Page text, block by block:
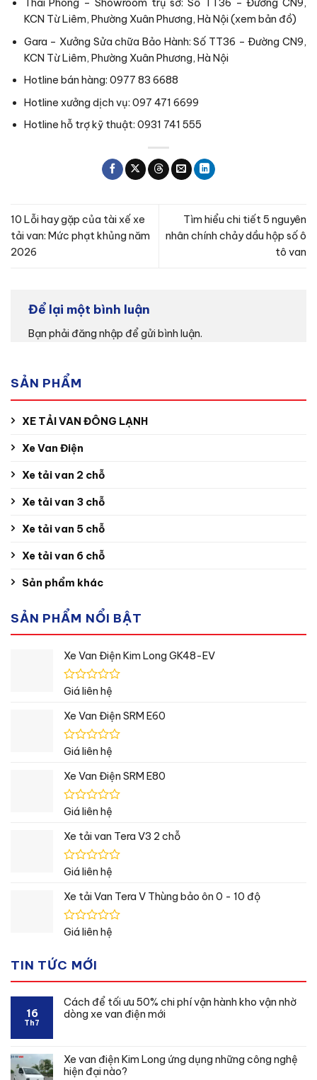
Thái Phong – Showroom trụ sở: Số TT36 – Đường CN9,
KCN Từ Liêm, Phường Xuân Phương, Hà Nội (xem bản đồ)
Gara – Xưởng Sửa chữa Bảo Hành: Số TT36 – Đường CN9,
KCN Từ Liêm, Phường Xuân Phương, Hà Nội
Hotline bán hàng: 0977 83 6688
Hotline xưởng dịch vụ: 097 471 6699
Hotline hỗ trợ kỹ thuật: 0931 741 555
10 Lỗi hay gặp của tài xế xe
tải van: Mức phạt khủng năm
2026
Tìm hiểu chi tiết 5 nguyên
nhân chính chảy dầu hộp số ô
tô van
Để lại một bình luận
Bạn phải đăng nhập để gửi bình luận.
SẢN PHẨM
XE TẢI VAN ĐÔNG LẠNH
Xe Van Điện
Xe tải van 2 chỗ
Xe tải van 3 chỗ
Xe tải van 5 chỗ
Xe tải van 6 chỗ
Sản phẩm khác
SẢN PHẨM NỔI BẬT
Xe Van Điện Kim Long GK48-EV
Được
hạng
5
sao
Giá liên hệ
Xe Van Điện SRM E60
Được
hạng
5
sao
Giá liên hệ
Xe Van Điện SRM E80
Được
hạng
5
sao
Giá liên hệ
Xe tải van Tera V3 2 chỗ
Được
hạng
5
sao
Giá liên hệ
Xe tải Van Tera V Thùng bảo ôn 0 - 10 độ
Được
0
Giá liên hệ
TIN TỨC MỚI
16
Th7
Cách để tối ưu 50% chi phí vận hành kho vận nhờ
dòng xe van điện mới
Xe van điện Kim Long ứng dụng những công nghệ
hiện đại nào?